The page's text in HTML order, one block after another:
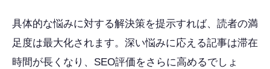
具体的な悩みに対する解決策を提示すれば、読者の満
足度は最大化されます。深い悩みに応える記事は滞在
時間が長くなり、SEO評価をさらに高めるでしょ